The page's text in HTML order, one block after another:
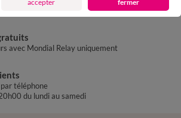
consignes automatiques
avec Mondial Relay uniquement
téléphone
du lundi au samedi
accepter
fermer